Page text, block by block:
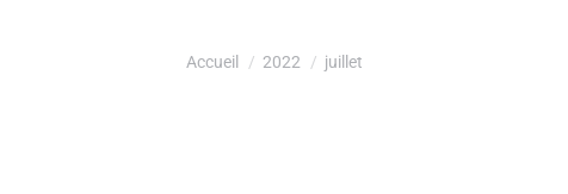
Accueil 2022 juillet